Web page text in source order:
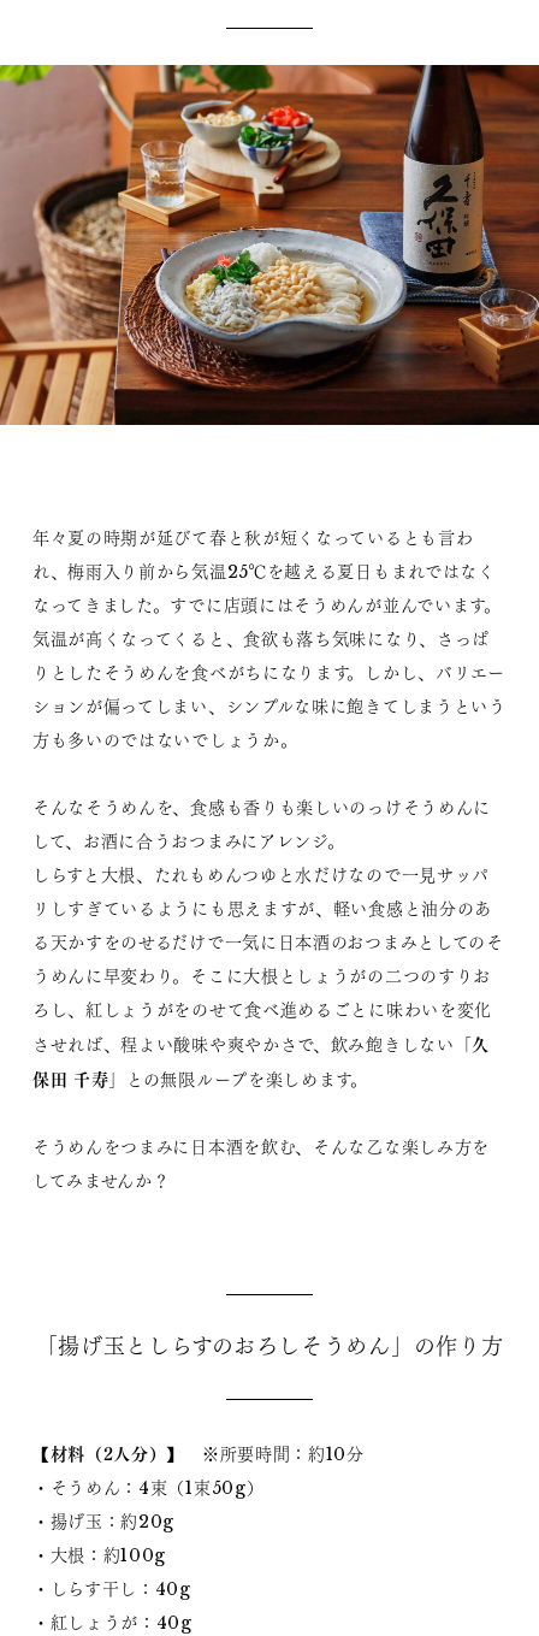
年々夏の時期が延びて春と秋が短くなっているとも言わ
れ、梅雨入り前から気温25℃を越える夏日もまれではなく
なってきました。すでに店頭にはそうめんが並んでいます。
気温が高くなってくると、食欲も落ち気味になり、さっぱ
りとしたそうめんを食べがちになります。しかし、バリエー
ションが偏ってしまい、シンプルな味に飽きてしまうという
方も多いのではないでしょうか。
そんなそうめんを、食感も香りも楽しいのっけそうめんに
して、お酒に合うおつまみにアレンジ。
しらすと大根、たれもめんつゆと水だけなので一見サッパ
リしすぎているようにも思えますが、軽い食感と油分のあ
る天かすをのせるだけで一気に日本酒のおつまみとしてのそ
うめんに早変わり。そこに大根としょうがの二つのすりお
ろし、紅しょうがをのせて食べ進めるごとに味わいを変化
させれば、程よい酸味や爽やかさで、飲み飽きしない「久
保田 千寿」との無限ループを楽しめます。
そうめんをつまみに日本酒を飲む、そんな乙な楽しみ方を
してみませんか？
「揚げ玉としらすのおろしそうめん」の作り方
【材料（2人分）】
※所要時間：約10分
・そうめん：4束（1束50g）
・揚げ玉：約20g
・大根：約100g
・しらす干し：40g
・紅しょうが：40g